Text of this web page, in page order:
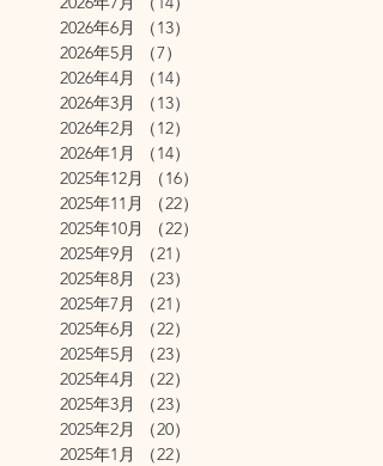
2026年6月
（13）
2026年5月
（7）
2026年4月
（14）
2026年3月
（13）
2026年2月
（12）
2026年1月
（14）
2025年12月
（16）
2025年11月
（22）
2025年10月
（22）
2025年9月
（21）
2025年8月
（23）
2025年7月
（21）
2025年6月
（22）
2025年5月
（23）
2025年4月
（22）
2025年3月
（23）
2025年2月
（20）
2025年1月
（22）